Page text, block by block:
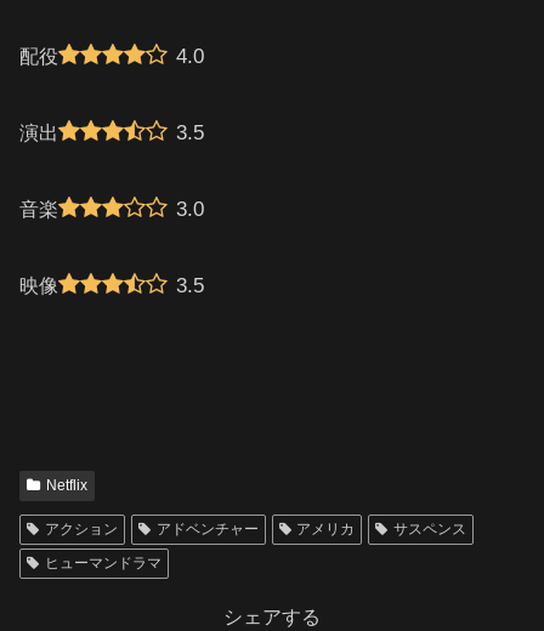
配役 4.0
演出 3.5
音楽 3.0
映像 3.5
Netflix
アクション アドベンチャー アメリカ
サスペンス
ヒューマンドラマ
シェアする